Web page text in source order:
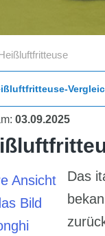
Heißluftfritteuse
03.09.2025
Das